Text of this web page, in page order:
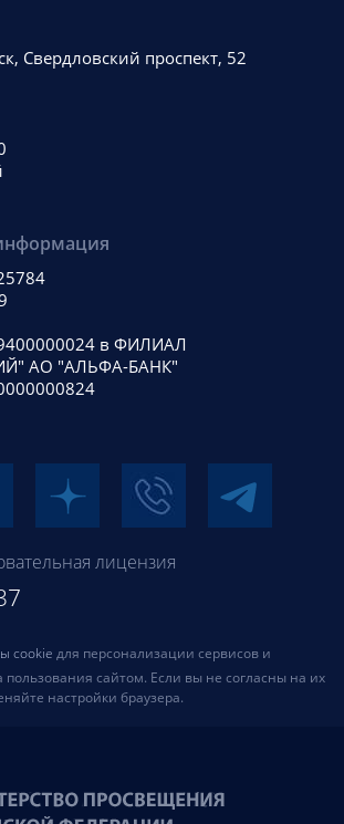
Свердловский проспект, 52
в ФИЛИАЛ
АО "АЛЬФА-БАНК"
лицензия
cookie для персонализации сервисов и
сайтом. Если вы не согласны на их
настройки браузера.